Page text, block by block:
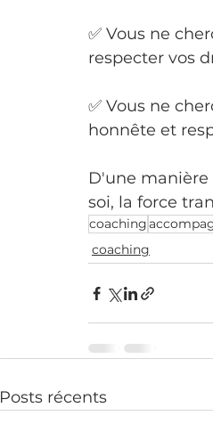
✅ Vous ne
respecter vos
✅ Vous ne
honnête et
D'une
soi, la force
coaching
coaching
Posts récents